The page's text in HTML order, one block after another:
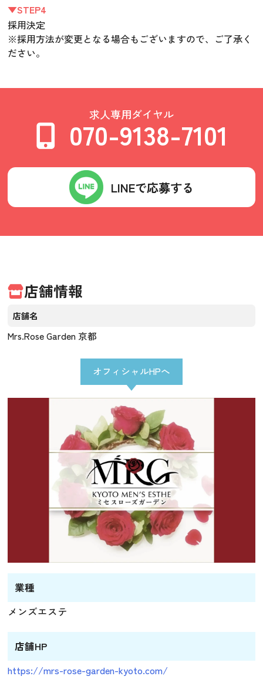
▼STEP4
採用決定
※採用方法が変更となる場合もございますので、ご了承く
ださい。
求人専用ダイヤル
070-9138-7101
LINEで応募する
店舗情報
店舗名
Mrs.Rose Garden 京都
業種
メンズエステ
店舗HP
https://mrs-rose-garden-kyoto.com/
オフィシャルHPへ